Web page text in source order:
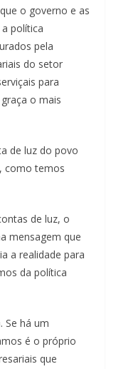
o governo e as
política
pela
do setor
para
o mais
de luz do povo
como temos
de luz, o
mensagem que
a realidade para
da política
Se há um
é o próprio
que